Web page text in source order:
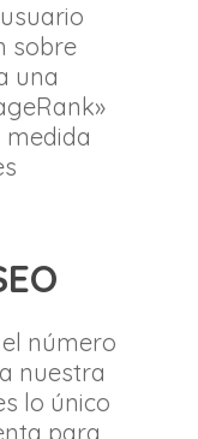
sobre
una
número
nuestra
lo único
para